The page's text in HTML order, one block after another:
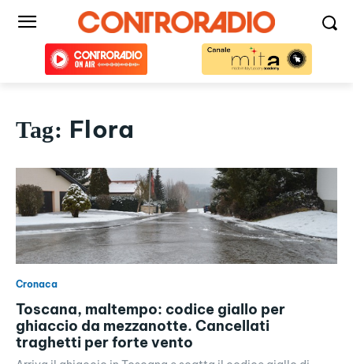
Tag: Flora
Cronaca
Toscana, maltempo: codice giallo per
ghiaccio da mezzanotte. Cancellati
traghetti per forte vento